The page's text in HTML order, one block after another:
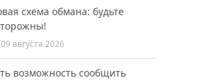
схема обмана: будьте
09 августа 2026
возможность сообщить